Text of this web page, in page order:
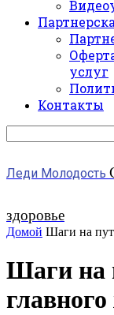
услуг
Контакты
Леди Молодость
здоровье
Домой Шаги на
Шаги на